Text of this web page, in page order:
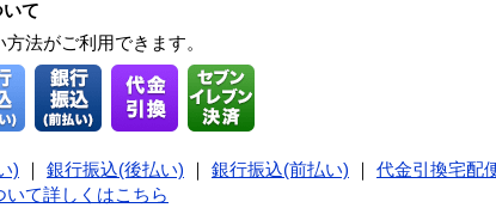
て
法がご利用できます。
) 銀行振込(後払い) 銀行振込(前払い) 代金引換宅配
いて詳しくはこちら